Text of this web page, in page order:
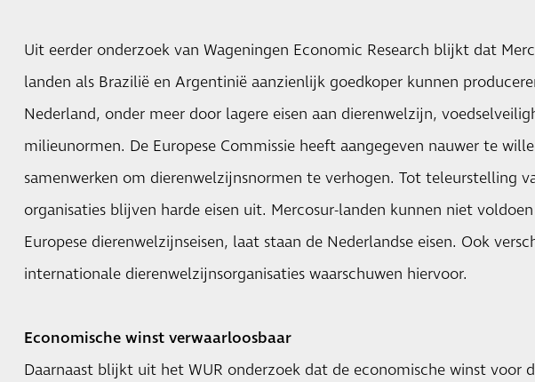
Uit eerder onderzoek van Wageningen Economic Research blijkt dat
landen als Brazilië en Argentinië aanzienlijk goedkoper kunnen
Nederland, onder meer door lagere eisen aan dierenwelzijn,
milieunormen. De Europese Commissie heeft aangegeven nauwer te
samenwerken om dierenwelzijnsnormen te verhogen. Tot teleurstelling
organisaties blijven harde eisen uit. Mercosur-landen kunnen niet
Europese dierenwelzijnseisen, laat staan de Nederlandse eisen. Ook
internationale dierenwelzijnsorganisaties waarschuwen hiervoor.
Economische winst verwaarloosbaar
Daarnaast blijkt uit het WUR onderzoek dat de economische winst voor